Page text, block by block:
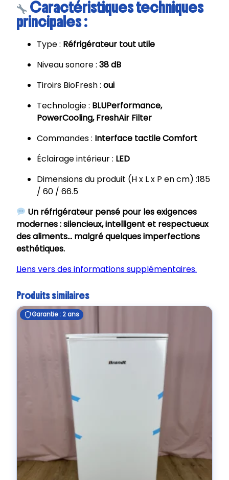
Caractéristiques techniques
principales:
Type : Réfrigérateur tout utile
Niveau sonore : 38 dB
Tiroirs BioFresh : oui
Technologie : BLUPerformance,
PowerCooling, FreshAir Filter
Commandes : Interface tactile Comfort
Éclairage intérieur : LED
Dimensions du produit (H x L x P en cm) :185
/ 60 / 66.5
Un réfrigérateur pensé pour les exigences
modernes : silencieux, intelligent et respectueux
des aliments… malgré quelques imperfections
esthétiques.
Liens vers des informations supplémentaires.
Produits similaires
Garantie : 2 ans